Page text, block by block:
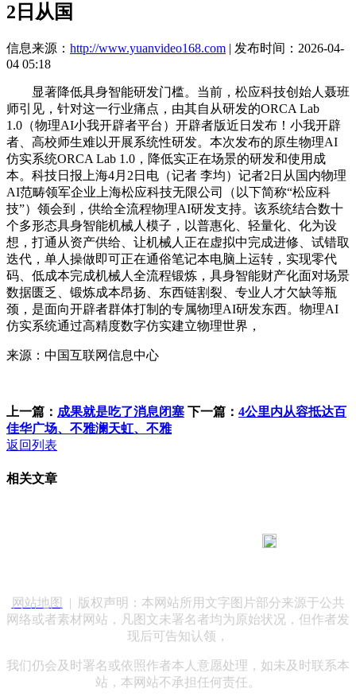
2日从国
信息来源： http://www.yuanvideo168.com | 发布时间：2026-04-
04 05:18
显著降低具身智能研发门槛。当前，松应科技创始人聂班
师引见，针对这一行业痛点，由其自从研发的ORCA Lab
1.0（物理AI小我开辟者平台）开辟者版近日发布！小我开辟
者、高校师生难以开展系统性研发。本次发布的原生物理AI
仿实系统ORCA Lab 1.0，降低实正在场景的研发和使用成
本。科技日报上海4月2日电（记者 李均）记者2日从国内物理
AI范畴领军企业上海松应科技无限公司（以下简称“松应科
技”）领会到，供给全流程物理AI研发支持。该系统结合数十
个多形态具身智能机械人模子，以普惠化、轻量化、化为设
想，打通从资产供给、让机械人正在虚拟中完成进修、试错取
迭代，单人操做即可正在通俗笔记本电脑上运转，实现零代
码、低成本完成机械人全流程锻炼，具身智能财产化面对场景
数据匮乏、锻炼成本昂扬、东西链割裂、专业人才欠缺等瓶
颈，是面向开辟者群体打制的专属物理AI研发东西。物理AI
仿实系统通过高精度数字仿实建立物理世界，
来源：中国互联网信息中心
上一篇： 成果就是吃了消息闭塞 下一篇： 4公里内从容抵达百
佳华广场、不雅澜天虹、不雅
返回列表
相关文章
网站地图
| 版权声明：本网站所用文字图片部分来源于公共
网络或者素材网站，凡图文未署名者均为原始状况，但作者发
现后可告知认领，
我们仍会及时署名或依照作者本人意愿处理，如未及时联系本
站，本网站不承担任何责任。